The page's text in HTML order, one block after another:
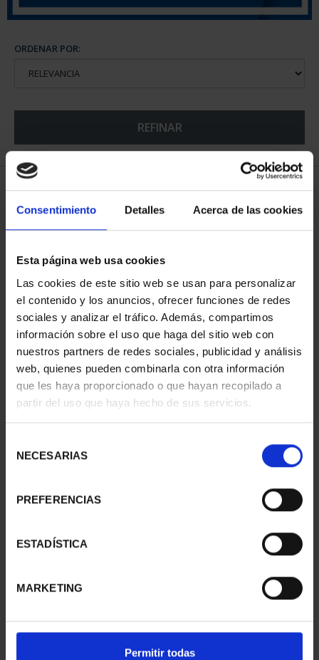
Consentimiento Detalles Acerca de las cookies
Esta página web usa cookies
Las cookies de este sitio web se usan para personalizar
el contenido y los anuncios, ofrecer funciones de redes
sociales y analizar el tráfico. Además, compartimos
información sobre el uso que haga del sitio web con
nuestros partners de redes sociales, publicidad y análisis
web, quienes pueden combinarla con otra información
que les haya proporcionado o que hayan recopilado a
partir del uso que haya hecho de sus servicios.
NECESARIAS
PREFERENCIAS
ESTADÍSTICA
MARKETING
Permitir todas
ORDENAR POR:
REFINAR
5 Productos encontrados
SUSCRIPCIÓN
CAPITALES DE
PROVINCIA 1
949,00 €
Sólo para usuarios
registrados
SUSCRIPCIÓN
CAPITALES DE
PROVINCIA 2
949,00 €
Sólo para usuarios
registrados